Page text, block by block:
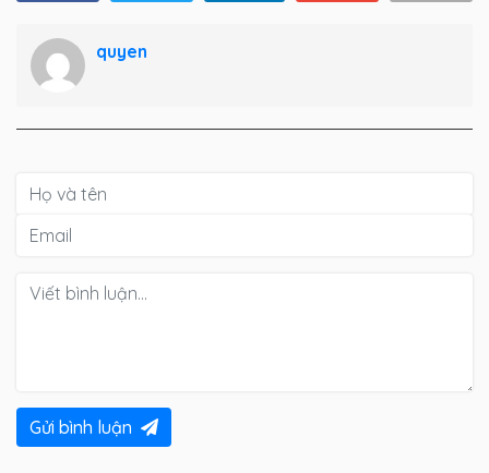
quyen
Gửi bình luận